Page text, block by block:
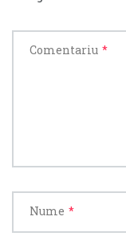
Comentariu *
Nume *